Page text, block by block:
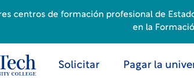
Solicitar Pagar la
centros de formación profesional de
en la